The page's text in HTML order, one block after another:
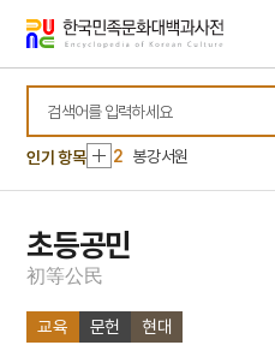
바로가기
바로가기
인기 항목
10 김구 암살사건
1 금성대군
2 봉강서원
3 윤상원
4
5
7
경주 석굴암 석굴
초등공민
初等公民
교육 문헌 현대